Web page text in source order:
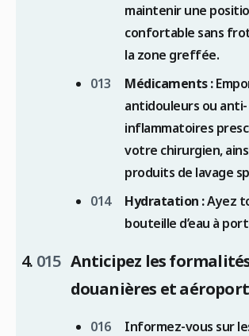
maintenir une
confortable sans
la zone greffée.
Médicaments :
antidouleurs ou anti-
inflammatoires
votre chirurgien,
produits de lavage
Hydratation :Ayez
bouteille d’eau à
Anticipez les
douanières et
Informez-vous sur